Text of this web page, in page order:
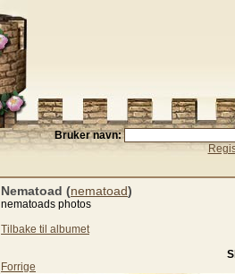
Bruker navn:
Nematoad (nematoad)
nematoads photos
Tilbake til albumet
Forrige